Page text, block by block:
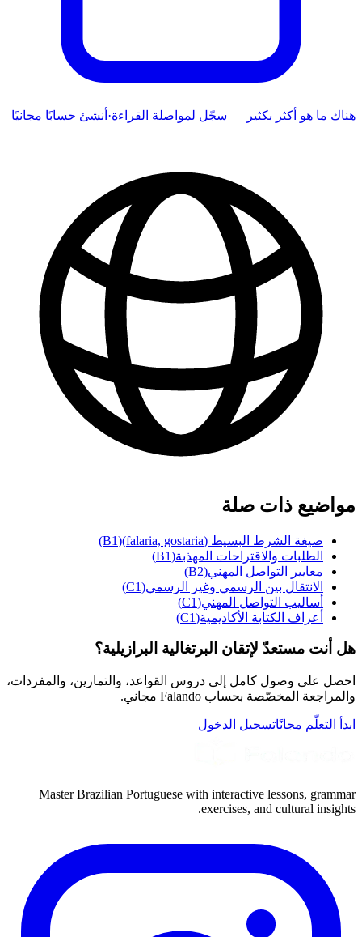
هناك ما هو أكثر بكثير — سجّل لمواصلة القراءة· أنشئ حسابًا مجانيًا
مواضيع ذات صلة
صيغة الشرط البسيط (falaria, gostaria) (
B1
)
الطلبات والاقتراحات المهذبة(
B1
)
معايير التواصل المهني(
B2
)
الانتقال بين الرسمي وغير الرسمي(
C1
)
أساليب التواصل المهني(
C1
)
أعراف الكتابة الأكاديمية(
C1
)
هل أنت مستعدّ لإتقان البرتغالية البرازيلية؟
احصل على وصول كامل إلى دروس القواعد، والتمارين، والمفردات،
والمراجعة المخصّصة بحساب Falando مجاني.
ابدأ التعلّم مجانًاتسجيل الدخول
Master Brazilian Portuguese with interactive lessons, grammar
exercises, and cultural insights.